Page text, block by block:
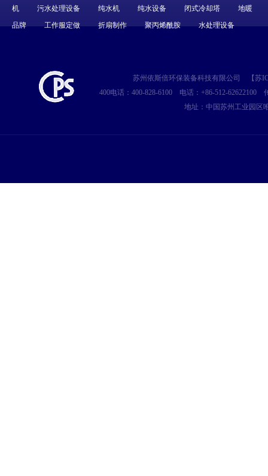
机
污水处理设备 纯水机 纯水设备 闭式冷却塔
地暖
品牌
工作服定做 折扇制作 聚丙烯酰胺 水处理设备
苏州依斯倍环保装备科技有限公司 【苏
400电话：400-828-6100
电话：+86-512-62622100
地址：中国苏州工业园区